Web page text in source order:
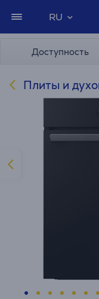
RU
Доступность
Плиты и